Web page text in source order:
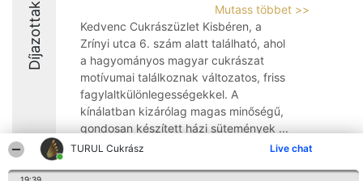
TURUL Cukrász Live chat
Díjazottak
Mutass többet >>
Kedvenc Cukrászüzlet Kisbéren, a
Zrínyi utca 6. szám alatt található, ahol
a hagyományos magyar cukrászat
motívumai találkoznak változatos, friss
fagylaltkülönlegességekkel. A
kínálatban kizárólag magas minőségű,
gondosan készített házi sütemények ...
9.7